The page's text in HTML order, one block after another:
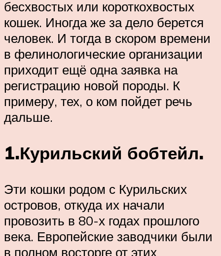
бесхвостых или короткохвостых
кошек. Иногда же за дело берется
человек. И тогда в скором времени
в фелинологические организации
приходит ещё одна заявка на
регистрацию новой породы. К
примеру, тех, о ком пойдет речь
дальше.
1.Курильский бобтейл.
Эти кошки родом с Курильских
островов, откуда их начали
провозить в 80-х годах прошлого
века. Европейские заводчики были
в полном восторге от этих